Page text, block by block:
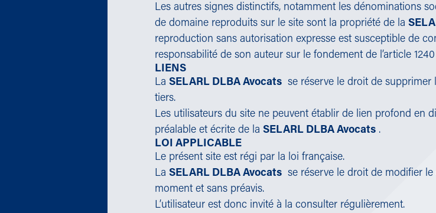
Les autres signes distinctifs, notamment les dénominations
de domaine reproduits sur le site sont la propriété de la
reproduction sans autorisation expresse est susceptible de
responsabilité de son auteur sur le fondement de l’article
LIENS
La SELARL DLBA Avocats se réserve le droit de supprimer
tiers.
Les utilisateurs du site ne peuvent établir de lien profond en
préalable et écrite de la SELARL DLBA Avocats .
LOI APPLICABLE
Le présent site est régi par la loi française.
La SELARL DLBA Avocats se réserve le droit de modifier
moment et sans préavis.
L’utilisateur est donc invité à la consulter régulièrement.